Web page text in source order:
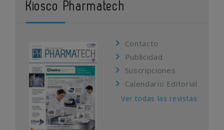
Kiosco Pharmatech
Contacto
Publicidad
Suscripciones
Calendario Editorial
Ver todas las revistas